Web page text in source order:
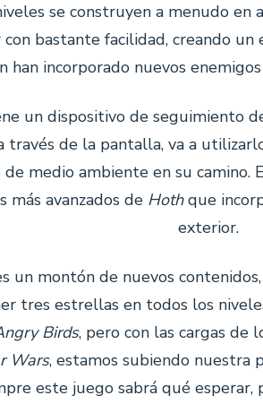
se construyen a menudo en
bastante facilidad, creando
han incorporado nuevos
un dispositivo de seguimiento
través de la pantalla, va a
medio ambiente en su
más avanzados de Hothque
exterior.
un montón de nuevos
tres estrellas en todos los
Birds, pero con las cargas de
Wars, estamos subiendo nuestra
este juego sabrá qué esperar,